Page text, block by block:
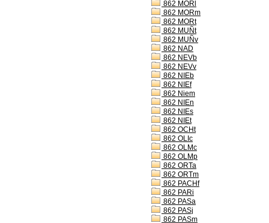
862 MORl
862 MORm
862 MORt
862 MUÑt
862 MUÑv
862 NAD
862 NEVb
862 NEVv
862 NIEb
862 NIEf
862 Niem
862 NIEn
862 NIEs
862 NIEt
862 OCHt
862 OLIc
862 OLMc
862 OLMp
862 ORTa
862 ORTm
862 PACHf
862 PARi
862 PASa
862 PASj
862 PASm